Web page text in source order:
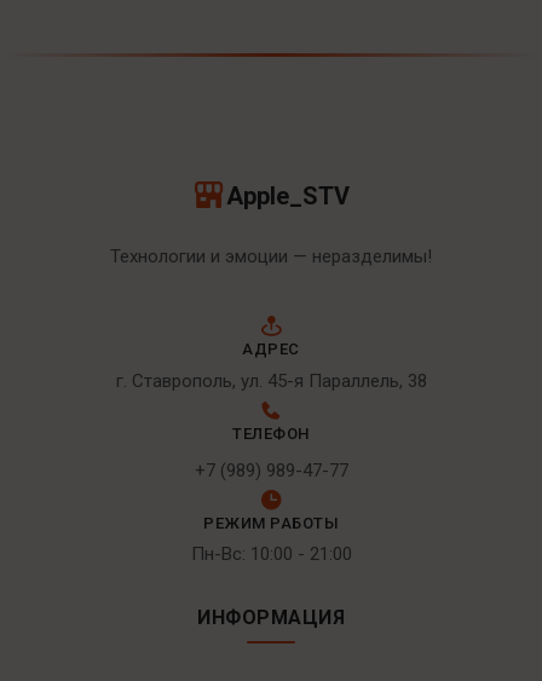
Apple_STV
Технологии и эмоции — неразделимы!
АДРЕС
г. Ставрополь, ул. 45-я Параллель, 38
ТЕЛЕФОН
+7 (989) 989-47-77
РЕЖИМ РАБОТЫ
Пн-Вс: 10:00 - 21:00
ИНФОРМАЦИЯ